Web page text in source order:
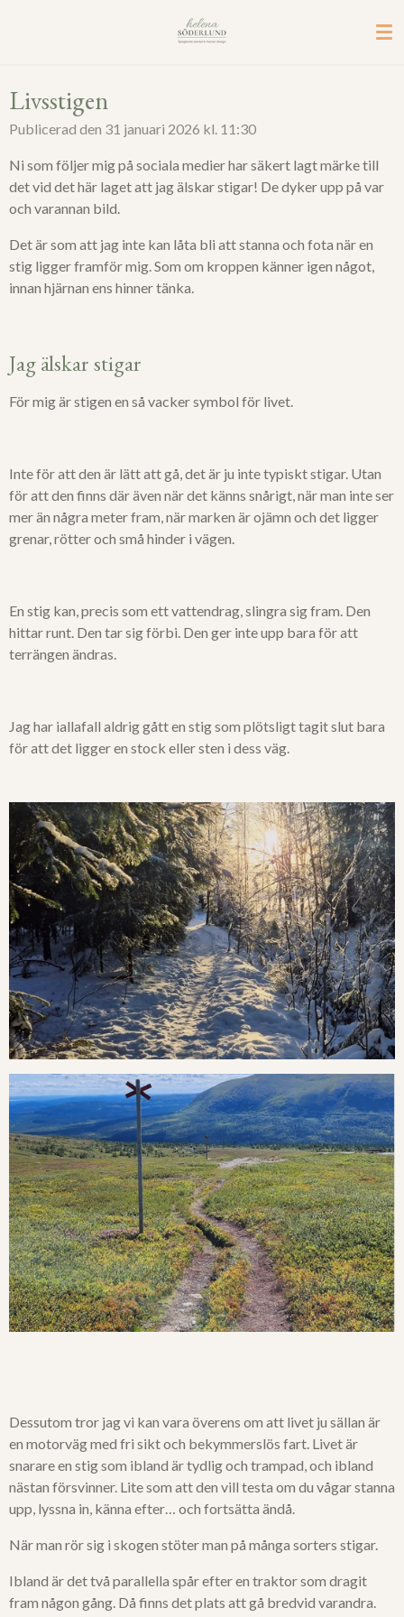
Livsstigen
Publicerad den 31 januari 2026 kl. 11:30
Ni som följer mig på sociala medier har säkert lagt märke till
det vid det här laget att jag älskar stigar! De dyker upp på var
och varannan bild.
Det är som att jag inte kan låta bli att stanna och fota när en
stig ligger framför mig. Som om kroppen känner igen något,
innan hjärnan ens hinner tänka.
Jag älskar stigar
För mig är stigen en så vacker symbol för livet.
Inte för att den är lätt att gå, det är ju inte typiskt stigar. Utan
för att den finns där även när det känns snårigt, när man inte ser
mer än några meter fram, när marken är ojämn och det ligger
grenar, rötter och små hinder i vägen.
En stig kan, precis som ett vattendrag, slingra sig fram. Den
hittar runt. Den tar sig förbi. Den ger inte upp bara för att
terrängen ändras.
Jag har iallafall aldrig gått en stig som plötsligt tagit slut bara
för att det ligger en stock eller sten i dess väg.
Dessutom tror jag vi kan vara överens om att livet ju sällan är
en motorväg med fri sikt och bekymmerslös fart. Livet är
snarare en stig som ibland är tydlig och trampad, och ibland
nästan försvinner. Lite som att den vill testa om du vågar stanna
upp, lyssna in, känna efter… och fortsätta ändå.
När man rör sig i skogen stöter man på många sorters stigar.
Ibland är det två parallella spår efter en traktor som dragit
fram någon gång. Då finns det plats att gå bredvid varandra.